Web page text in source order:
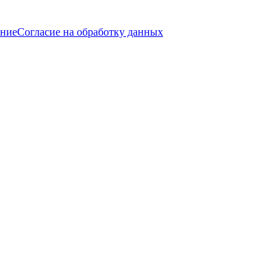
Согласие на обработку данных